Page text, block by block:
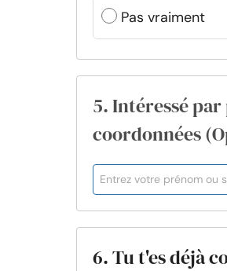
Pas vraiment
5. Intéressé
coordonnées
6. Tu t'es déjà